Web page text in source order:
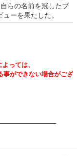
らの名前を冠したブ
ーを果たした。
っては、
事ができない場合がござ